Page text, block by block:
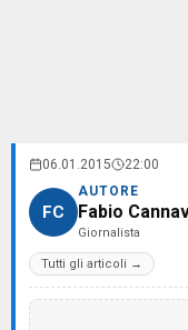
06.01.2015 22:00
FC
AUTORE
Fabio
Giornalista
Tutti gli articoli →